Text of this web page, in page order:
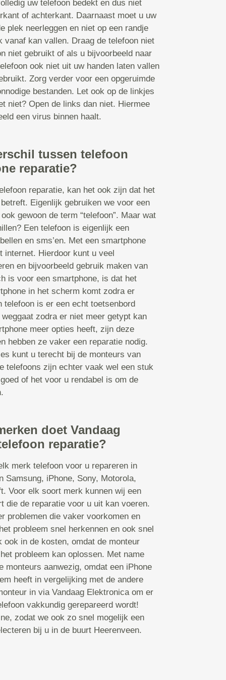
uw telefoon bedekt en dus niet
of achterkant. Daarnaast moet u uw
plek neerleggen en niet op een randje
vanaf kan vallen. Draag de telefoon niet
niet gebruikt of als u bijvoorbeeld naar
ook niet uit uw handen laten vallen
Zorg verder voor een opgeruimde
bestanden. Let ook op de linkjes
niet? Open de links dan niet. Hiermee
een virus binnen haalt.
tussen telefoon
reparatie?
reparatie, kan het ook zijn dat het
Eigenlijk gebruiken we voor een
gewoon de term “telefoon”. Maar wat
Een telefoon is eigenlijk een
en sms’en. Met een smartphone
internet. Hierdoor kunt u veel
en bijvoorbeeld gebruik maken van
is voor een smartphone, is dat het
in het scherm komt zodra er
telefoon is er een echt toetsenbord
zodra er niet meer getypt kan
meer opties heeft, zijn deze
hebben ze vaker een reparatie nodig.
kunt u terecht bij de monteurs van
telefoons zijn echter vaak wel een stuk
of het voor u rendabel is om de
doet Vandaag
reparatie?
merk telefoon voor u repareren in
Samsung, iPhone, Sony, Motorola,
Voor elk soort merk kunnen wij een
die de reparatie voor u uit kan voeren.
problemen die vaker voorkomen en
probleem snel herkennen en ook snel
in de kosten, omdat de monteur
probleem kan oplossen. Met name
monteurs aanwezig, omdat een iPhone
heeft in vergelijking met de andere
in via Vandaag Elektronica om er
vakkundig gerepareerd wordt!
zodat we ook zo snel mogelijk een
bij u in de buurt Heerenveen.